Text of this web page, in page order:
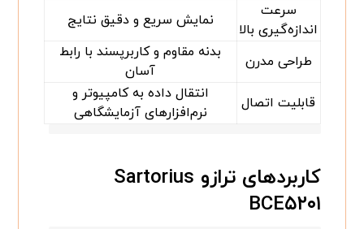
سرعت
اندازه‌گیری بالا
نمایش سریع و دقیق نتایج
طراحی مدرن
بدنه مقاوم و کاربرپسند با رابط
آسان
قابلیت اتصال
انتقال داده به کامپیوتر و
نرم‌افزارهای آزمایشگاهی
کاربردهای ترازو Sartorius
BCE۵۲۰۱